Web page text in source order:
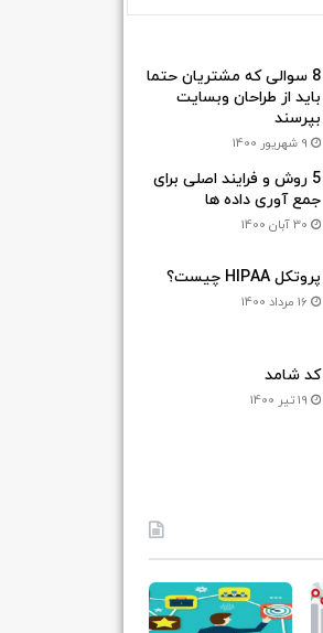
8 سوالی که مشتریان حتما
باید از طراحان وبسایت
بپرسند
9 شهریور 1400
5 روش و فرایند اصلی برای
جمع آوری داده ها
30 آبان 1400
پروتکل HIPAA چیست؟
16 مرداد 1400
کد شامد
19 تیر 1400